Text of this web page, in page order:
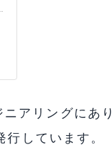
アリングにあり
しています。